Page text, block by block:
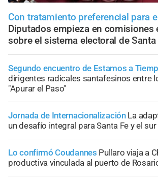
Con tratamiento preferencial para
Diputados empieza en comisiones
sobre el sistema electoral de Santa
Segundo encuentro de Estamos a
dirigentes radicales santafesinos entre
"Apurar el Paso"
Jornada de Internacionalización La
un desafío integral para Santa Fe y el sur
Lo confirmó Coudannes Pullaro viaja a
productiva vinculada al puerto de